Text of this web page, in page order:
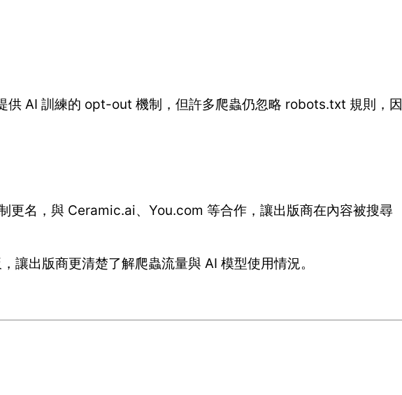
AI 訓練的 opt-out 機制，但許多爬蟲仍忽略 robots.txt 規則，因
更名，與 Ceramic.ai、You.com 等合作，讓出版商在內容被搜尋
出版商更清楚了解爬蟲流量與 AI 模型使用情況。